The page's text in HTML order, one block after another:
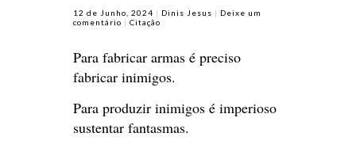
12 de Junho, 2024 Dinis Jesus
Deixe um
comentário
Citação
Para fabricar armas é preciso
fabricar inimigos.
Para produzir inimigos é imperioso
sustentar fantasmas.